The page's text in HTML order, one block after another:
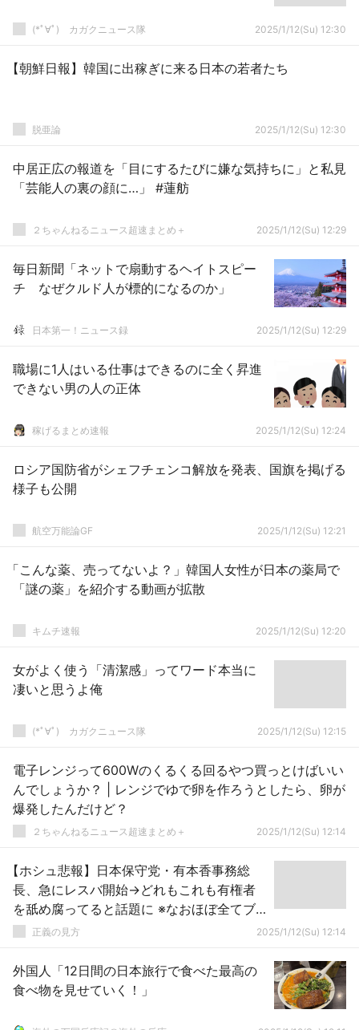
(*ﾟ∀ﾟ)ゞカガクニュース隊 2025/1/12(Su) 12:30
【朝鮮日報】韓国に出稼ぎに来る日本の若者たち
脱亜論 2025/1/12(Su) 12:30
中居正広の報道を「目にするたびに嫌な気持ちに」と私見
「芸能人の裏の顔に…」 #蓮舫
２ちゃんねるニュース超速まとめ＋ 2025/1/12(Su) 12:29
毎日新聞「ネットで扇動するヘイトスピー
チ なぜクルド人が標的になるのか」
日本第一！ニュース録 2025/1/12(Su) 12:29
職場に1人はいる仕事はできるのに全く昇進
できない男の人の正体
稼げるまとめ速報 2025/1/12(Su) 12:24
ロシア国防省がシェフチェンコ解放を発表、国旗を掲げる
様子も公開
航空万能論GF 2025/1/12(Su) 12:21
「こんな薬、売ってないよ？」韓国人女性が日本の薬局で
「謎の薬」を紹介する動画が拡散
キムチ速報 2025/1/12(Su) 12:20
女がよく使う「清潔感」ってワード本当に
凄いと思うよ俺
(*ﾟ∀ﾟ)ゞカガクニュース隊 2025/1/12(Su) 12:15
電子レンジって600Wのくるくる回るやつ買っとけばいい
んでしょうか？ | レンジでゆで卵を作ろうとしたら、卵が
爆発したんだけど？
２ちゃんねるニュース超速まとめ＋ 2025/1/12(Su) 12:14
【ホシュ悲報】日本保守党・有本香事務総
長、急にレスバ開始→どれもこれも有権者
を舐め腐ってると話題に ※なおほぼ全てブ
ーメラン
正義の見方 2025/1/12(Su) 12:14
外国人「12日間の日本旅行で食べた最高の
食べ物を見せていく！」